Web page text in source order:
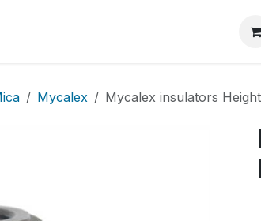
À
Mycalex Mycalex insulators